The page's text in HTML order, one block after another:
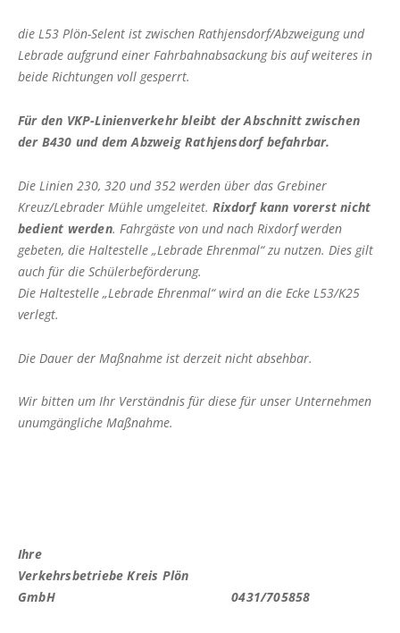
Vollsperrung der K30 Stein/Ellernbrook
Linie 360: Vollsperrung der K14
Wankendorf-Perdoel
Vollsperrung L53 Rathjensdorf-Lebrade
Komfortzuschlag („ALFA Euro") für ALFA-
Vorübergehende Einstellung der ALFA-
Wochenend-/Feiertagsfahrten im Bereich
Plön
Vollsperrung der Straße Eichkamp in
Schönberg
Vollsperrung der Segeberger Landstraße in
TICKETPREISE
Fahrkarten
Routenplaner (NAH.SH)
Liniennetzpläne
the
question
mark
to
get
keyboard
shortcuts
for
changing
dates.
die L53 Plön-Selent ist zwischen Rathjensdorf/Abzweigung und
Lebrade aufgrund einer Fahrbahnabsackung bis auf weiteres in
beide Richtungen voll gesperrt.
Für den VKP-Linienverkehr bleibt der Abschnitt zwischen
der B430 und dem Abzweig Rathjensdorf befahrbar.
Die Linien 230, 320 und 352 werden über das Grebiner
Kreuz/Lebrader Mühle umgeleitet. Rixdorf kann vorerst nicht
bedient werden. Fahrgäste von und nach Rixdorf werden
gebeten, die Haltestelle „Lebrade Ehrenmal“ zu nutzen. Dies gilt
auch für die Schülerbeförderung.
Die Haltestelle „Lebrade Ehrenmal“ wird an die Ecke L53/K25
verlegt.
Die Dauer der Maßnahme ist derzeit nicht absehbar.
Wir bitten um Ihr Verständnis für diese für unser Unternehmen
unumgängliche Maßnahme.
Ihre
Verkehrsbetriebe Kreis Plön
GmbH 0431/705858